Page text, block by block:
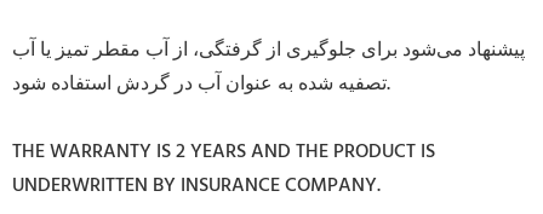
پیشنهاد می‌شود برای جلوگیری از گرفتگی، از آب مقطر تمیز یا آب
تصفیه شده به عنوان آب در گردش استفاده شود.
THE WARRANTY IS 2 YEARS AND THE PRODUCT IS
UNDERWRITTEN BY INSURANCE COMPANY.